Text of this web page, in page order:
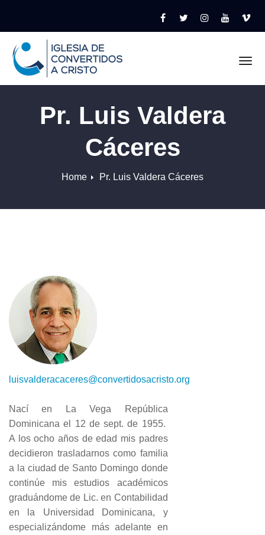
Pr. Luis Valdera
Cáceres
Home Pr. Luis Valdera Cáceres
luisvalderacaceres@convertidosacristo.org
Nací en La Vega República
Dominicana el 12 de sept. de 1955.
A los ocho años de edad mis padres
decidieron trasladarnos como familia
a la ciudad de Santo Domingo donde
continúe mis estudios académicos
graduándome de Lic. en Contabilidad
en la Universidad Dominicana, y
especializándome más adelante en